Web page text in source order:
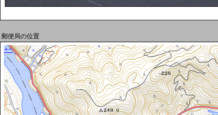
郵便局の位置